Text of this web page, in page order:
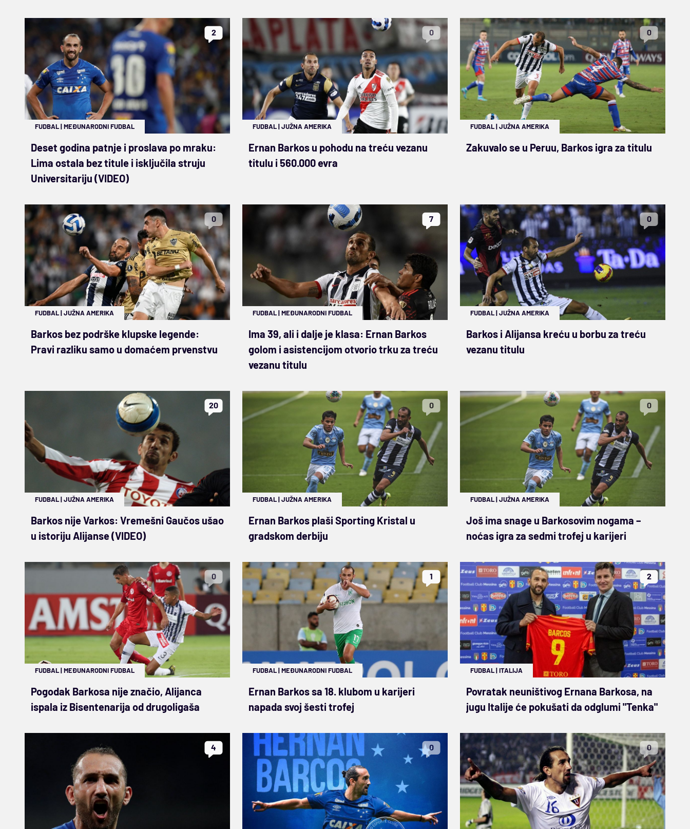
2
FUDBAL|MEĐUNARODNI FUDBAL
Deset godina patnje i proslava po mraku:
Lima ostala bez titule i isključila struju
Universitariju (VIDEO)
0
FUDBAL|JUŽNA AMERIKA
Ernan Barkos u pohodu na treću vezanu
titulu i 560.000 evra
0
FUDBAL|JUŽNA AMERIKA
Zakuvalo se u Peruu, Barkos igra za titulu
0
FUDBAL|JUŽNA AMERIKA
Barkos bez podrške klupske legende:
Pravi razliku samo u domaćem prvenstvu
7
FUDBAL|MEĐUNARODNI FUDBAL
Ima 39, ali i dalje je klasa: Ernan Barkos
golom i asistencijom otvorio trku za treću
vezanu titulu
0
FUDBAL|JUŽNA AMERIKA
Barkos i Alijansa kreću u borbu za treću
vezanu titulu
20
FUDBAL|JUŽNA AMERIKA
Barkos nije Varkos: Vremešni Gaučos ušao
u istoriju Alijanse (VIDEO)
0
FUDBAL|JUŽNA AMERIKA
Ernan Barkos plaši Sporting Kristal u
gradskom derbiju
0
FUDBAL|JUŽNA AMERIKA
Još ima snage u Barkosovim nogama –
noćas igra za sedmi trofej u karijeri
0
FUDBAL|MEĐUNARODNI FUDBAL
Pogodak Barkosa nije značio, Alijanca
ispala iz Bisentenarija od drugoligaša
1
FUDBAL|MEĐUNARODNI FUDBAL
Ernan Barkos sa 18. klubom u karijeri
napada svoj šesti trofej
2
FUDBAL|ITALIJA
Povratak neuništivog Ernana Barkosa, na
jugu Italije će pokušati da odglumi "Tenka"
4 0 0